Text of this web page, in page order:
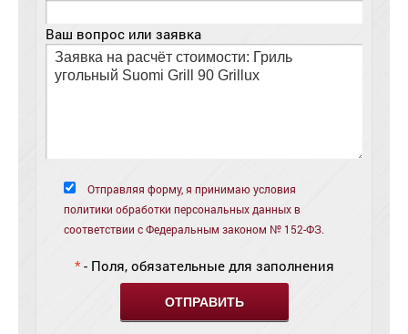
Ваш вопрос или заявка
Отправляя форму, я принимаю условия
политики обработки персональных данных в
соответствии с Федеральным законом № 152-ФЗ.
*- Поля, обязательные для заполнения